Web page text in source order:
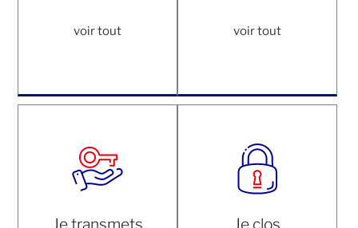
voir tout voir tout
Je transmets
Je clos